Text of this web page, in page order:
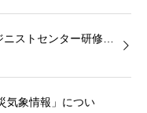
ニストセンター研修…
気象情報」につい